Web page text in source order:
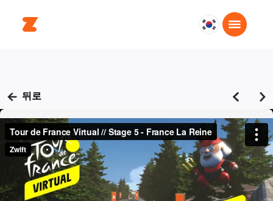
대
어
뒤로